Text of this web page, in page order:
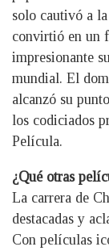
solo cautivó a
convirtió en un
impresionante
mundial. El
alcanzó su
los codiciados
Película.
¿Qué otras
La carrera de
destacadas y
Con películas